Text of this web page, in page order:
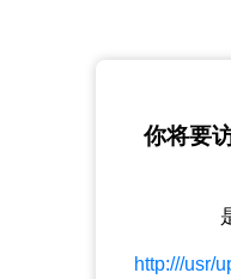
你将要
http:///usr/